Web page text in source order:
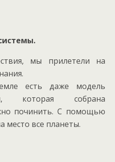
мы прилетели на
есть даже модель
которая собрана
починить. С помощью
место все планеты.